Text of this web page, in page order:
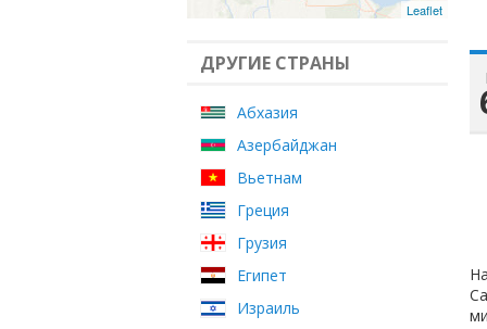
Leaflet
ДРУГИЕ СТРАНЫ
Абхазия
Азербайджан
Вьетнам
Греция
Грузия
Египет
Израиль